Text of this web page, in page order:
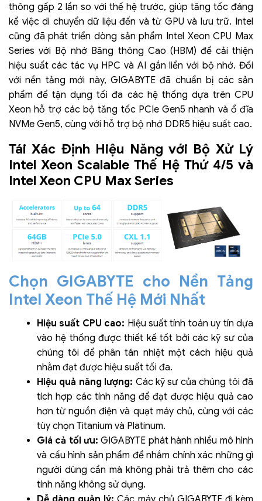
thông gấp 2 lần so với thế hệ trước, giúp tăng tốc đáng
kể việc di chuyển dữ liệu đến và từ GPU và lưu trữ. Intel
cũng đã phát triển dòng sản phẩm Intel Xeon CPU Max
Series với Bộ nhớ Băng thông Cao (HBM) để cải thiện
hiệu suất các tác vụ HPC và AI gắn liền với bộ nhớ. Đối
với nền tảng mới này, GIGABYTE đã chuẩn bị các sản
phẩm để tận dụng tối đa các hệ thống dựa trên CPU
Xeon hỗ trợ các bộ tăng tốc PCIe Gen5 nhanh và ổ đĩa
NVMe Gen5, cùng với hỗ trợ bộ nhớ DDR5 hiệu suất cao.
Tái Xác Định Hiệu Năng với Bộ Xử Lý
Intel Xeon Scalable Thế Hệ Thứ 4/5 và
Intel Xeon CPU Max Series
Chọn GIGABYTE cho Nền Tảng
Intel Xeon Thế Hệ Mới Nhất
Hiệu suất CPU cao: Hiệu suất tính toán uy tín dựa
vào hệ thống được thiết kế tốt bởi các kỹ sư của
chúng tôi để phân tán nhiệt một cách hiệu quả
nhằm đạt được hiệu suất tối đa.
Hiệu quả năng lượng: Các kỹ sư của chúng tôi đã
tích hợp các tính năng để đạt được hiệu quả cao
hơn từ nguồn điện và quạt máy chủ, cùng với các
tùy chọn Titanium và Platinum.
Giá cả tối ưu: GIGABYTE phát hành nhiều mô hình
và cấu hình sản phẩm để nhắm chính xác những gì
người dùng cần mà không phải trả thêm cho các
tính năng không sử dụng.